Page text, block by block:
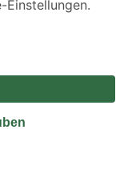
Verfügbarkeiten beziehen
Speditionsversand, hier
widerrufen